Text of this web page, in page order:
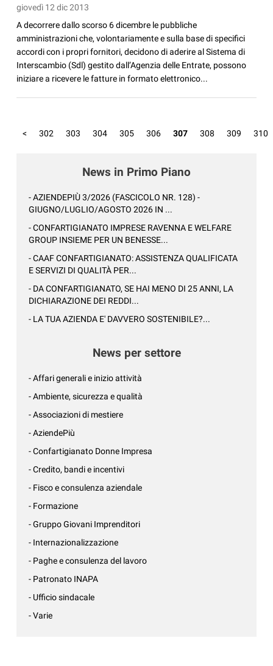
giovedì 12 dic 2013
A decorrere dallo scorso 6 dicembre le pubbliche
amministrazioni che, volontariamente e sulla base di specifici
accordi con i propri fornitori, decidono di aderire al Sistema di
Interscambio (Sdl) gestito dall’Agenzia delle Entrate, possono
iniziare a ricevere le fatture in formato elettronico...
< 302 303 304 305 306 307 308 309 310
News in Primo Piano
- AZIENDEPIÙ 3/2026 (FASCICOLO NR. 128) -
GIUGNO/LUGLIO/AGOSTO 2026 IN ...
- CONFARTIGIANATO IMPRESE RAVENNA E WELFARE
GROUP INSIEME PER UN BENESSE...
- CAAF CONFARTIGIANATO: ASSISTENZA QUALIFICATA
E SERVIZI DI QUALITÀ PER...
- DA CONFARTIGIANATO, SE HAI MENO DI 25 ANNI, LA
DICHIARAZIONE DEI REDDI...
- LA TUA AZIENDA E' DAVVERO SOSTENIBILE?...
News per settore
- Affari generali e inizio attività
- Ambiente, sicurezza e qualità
- Associazioni di mestiere
- AziendePiù
- Confartigianato Donne Impresa
- Credito, bandi e incentivi
- Fisco e consulenza aziendale
- Formazione
- Gruppo Giovani Imprenditori
- Internazionalizzazione
- Paghe e consulenza del lavoro
- Patronato INAPA
- Ufficio sindacale
- Varie